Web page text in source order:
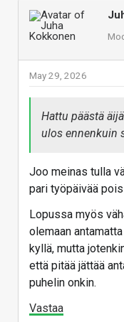
May 29, 2026
Hattu päästä
ulos ennenkuin
Joo meinas tulla
pari työpäivää
Lopussa myös
olemaan
kyllä, mutta
että pitää jättää
puhelin onkin.
Vastaa